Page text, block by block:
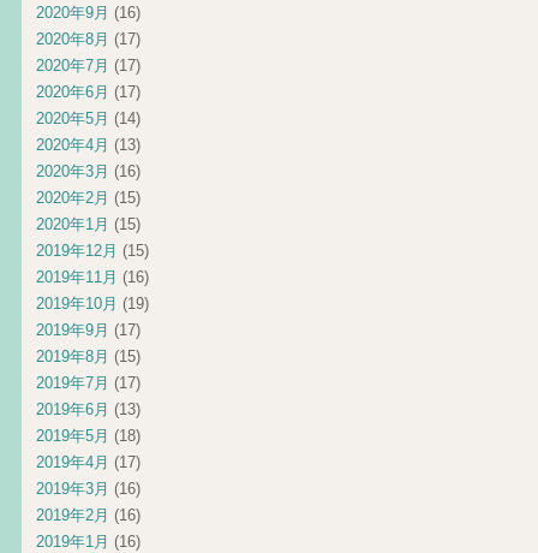
2020年9月 (16)
2020年8月 (17)
2020年7月 (17)
2020年6月 (17)
2020年5月 (14)
2020年4月 (13)
2020年3月 (16)
2020年2月 (15)
2020年1月 (15)
2019年12月 (15)
2019年11月 (16)
2019年10月 (19)
2019年9月 (17)
2019年8月 (15)
2019年7月 (17)
2019年6月 (13)
2019年5月 (18)
2019年4月 (17)
2019年3月 (16)
2019年2月 (16)
2019年1月 (16)